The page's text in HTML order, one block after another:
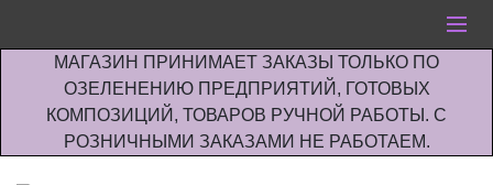
МАГАЗИН ПРИНИМАЕТ ЗАКАЗЫ ТОЛЬКО ПО
ОЗЕЛЕНЕНИЮ ПРЕДПРИЯТИЙ, ГОТОВЫХ
КОМПОЗИЦИЙ, ТОВАРОВ РУЧНОЙ РАБОТЫ. С
РОЗНИЧНЫМИ ЗАКАЗАМИ НЕ РАБОТАЕМ.